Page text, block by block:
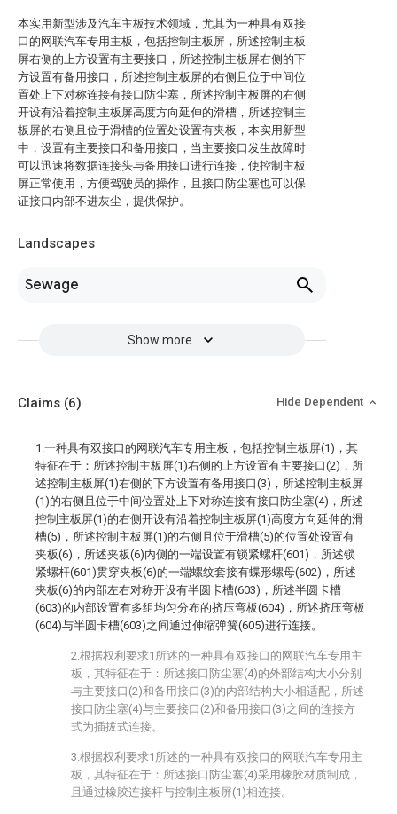
本实用新型涉及汽车主板技术领域，尤其为一种具有双接
口的网联汽车专用主板，包括控制主板屏，所述控制主板
屏右侧的上方设置有主要接口，所述控制主板屏右侧的下
方设置有备用接口，所述控制主板屏的右侧且位于中间位
置处上下对称连接有接口防尘塞，所述控制主板屏的右侧
开设有沿着控制主板屏高度方向延伸的滑槽，所述控制主
板屏的右侧且位于滑槽的位置处设置有夹板，本实用新型
中，设置有主要接口和备用接口，当主要接口发生故障时
可以迅速将数据连接头与备用接口进行连接，使控制主板
屏正常使用，方便驾驶员的操作，且接口防尘塞也可以保
证接口内部不进灰尘，提供保护。
Landscapes
Sewage
Show more
Claims (6) Hide Dependent
1.一种具有双接口的网联汽车专用主板，包括控制主板屏(1)，其
特征在于：所述控制主板屏(1)右侧的上方设置有主要接口(2)，所
述控制主板屏(1)右侧的下方设置有备用接口(3)，所述控制主板屏
(1)的右侧且位于中间位置处上下对称连接有接口防尘塞(4)，所述
控制主板屏(1)的右侧开设有沿着控制主板屏(1)高度方向延伸的滑
槽(5)，所述控制主板屏(1)的右侧且位于滑槽(5)的位置处设置有
夹板(6)，所述夹板(6)内侧的一端设置有锁紧螺杆(601)，所述锁
紧螺杆(601)贯穿夹板(6)的一端螺纹套接有蝶形螺母(602)，所述
夹板(6)的内部左右对称开设有半圆卡槽(603)，所述半圆卡槽
(603)的内部设置有多组均匀分布的挤压弯板(604)，所述挤压弯板
(604)与半圆卡槽(603)之间通过伸缩弹簧(605)进行连接。
2.根据权利要求1所述的一种具有双接口的网联汽车专用主
板，其特征在于：所述接口防尘塞(4)的外部结构大小分别
与主要接口(2)和备用接口(3)的内部结构大小相适配，所述
接口防尘塞(4)与主要接口(2)和备用接口(3)之间的连接方
式为插拔式连接。
3.根据权利要求1所述的一种具有双接口的网联汽车专用主
板，其特征在于：所述接口防尘塞(4)采用橡胶材质制成，
且通过橡胶连接杆与控制主板屏(1)相连接。